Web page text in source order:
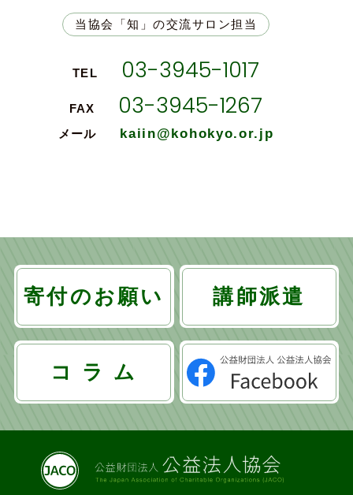
当協会「知」の交流サロン担当
TEL 03-3945-1017
FAX 03-3945-1267
メール kaiin@kohokyo.or.jp
寄付のお願い 講師派遣
コ ラ ム